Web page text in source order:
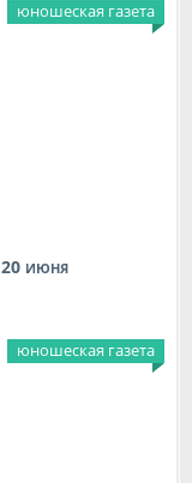
юношеская газета
20 ИЮНЯ
юношеская газета